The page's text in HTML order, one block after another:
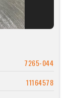
7265-044
11164578